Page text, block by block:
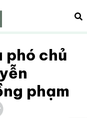
phó chủ
phạm